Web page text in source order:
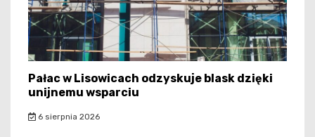
Pałac w Lisowicach odzyskuje blask dzięki
unijnemu wsparciu
6 sierpnia 2026